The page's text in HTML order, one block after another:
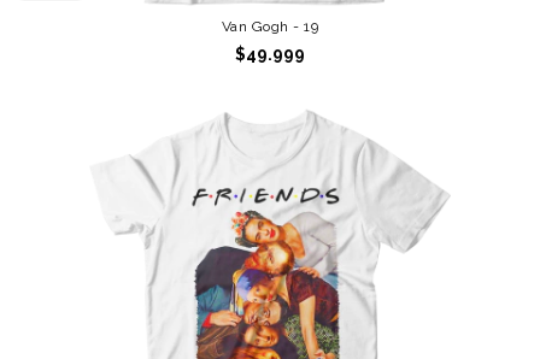
Van Gogh - 19
$49.999